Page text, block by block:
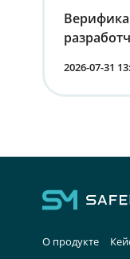
2026-07-31
О продукте